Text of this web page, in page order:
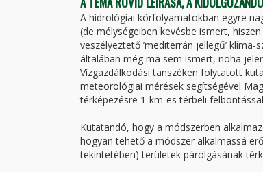
A hidrológiai körfolyamatokban egyre
(de mélységeiben kevésbe ismert,
veszélyeztető ’mediterrán jellegű’
általában még ma sem ismert, noha
Vízgazdálkodási tanszéken folytatott
meteorológiai mérések segítségével
térképezésre 1-km-es térbeli
Kutatandó, hogy a módszerben
hogyan tehető a módszer alkalmassá
tekintetében) területek párolgásának